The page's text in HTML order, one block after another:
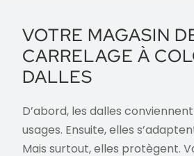
VOTRE MAGASIN
CARRELAGE À
DALLES
D’abord, les dalles
usages. Ensuite, elles
Mais surtout, elles protègent.